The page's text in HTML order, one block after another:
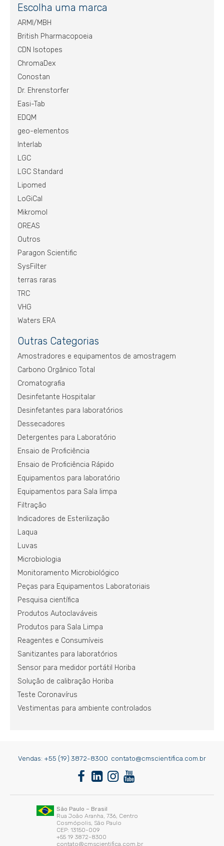
Escolha uma marca
ARMI/MBH
British Pharmacopoeia
CDN Isotopes
ChromaDex
Conostan
Dr. Ehrenstorfer
Easi-Tab
EDQM
geo-elementos
Interlab
LGC
LGC Standard
Lipomed
LoGiCal
Mikromol
OREAS
Outros
Paragon Scientific
SysFilter
terras raras
TRC
VHG
Waters ERA
Outras Categorias
Amostradores e equipamentos de amostragem
Carbono Orgânico Total
Cromatografia
Desinfetante Hospitalar
Desinfetantes para laboratórios
Dessecadores
Detergentes para Laboratório
Ensaio de Proficiência
Ensaio de Proficiência Rápido
Equipamentos para laboratório
Equipamentos para Sala limpa
Filtração
Indicadores de Esterilização
Laqua
Luvas
Microbiologia
Monitoramento Microbiológico
Peças para Equipamentos Laboratoriais
Pesquisa científica
Produtos Autoclaváveis
Produtos para Sala Limpa
Reagentes e Consumíveis
Sanitizantes para laboratórios
Sensor para medidor portátil Horiba
Solução de calibração Horiba
Teste Coronavírus
Vestimentas para ambiente controlados
Vendas: +55 (19) 3872-8300 contato@cmscientifica.com.br
São Paulo – Brasil
Rua João Aranha, 736, Centro
Cosmópolis, São Paulo
CEP: 13150-009
+55 19 3872-8300
contato@cmscientifica.com.br